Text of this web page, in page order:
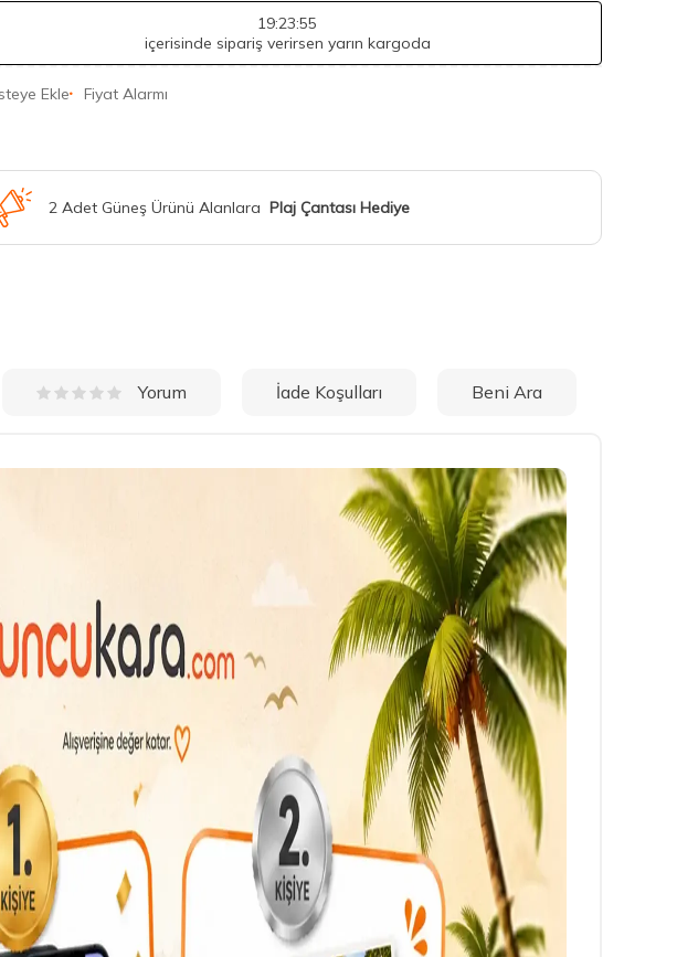
19:23:53
içerisinde sipariş verirsen yarın kargoda
Ekle Fiyat Alarmı
2 Adet Güneş Ürünü Alanlara Plaj Çantası Hediye
Yorum İade Koşulları Beni Ara